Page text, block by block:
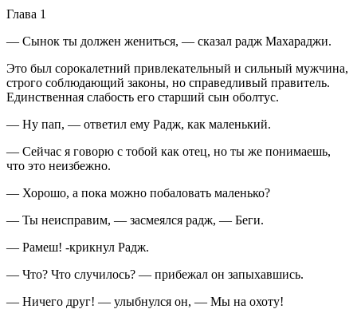
Глава 1
— Сынок ты должен жениться, — сказал радж Махараджи.
Это был сорокалетний привлекательный и сильный мужчина,
строго соблюдающий законы, но справедливый правитель.
Единственная слабость его старший сын оболтус.
— Ну пап, — ответил ему Радж, как маленький.
— Сейчас я говорю с тобой как отец, но ты же понимаешь,
что это неизбежно.
— Хорошо, а пока можно побаловать маленько?
— Ты неисправим, — засмеялся радж, — Беги.
— Рамеш! -крикнул Радж.
— Что? Что случилось? — прибежал он запыхавшись.
— Ничего друг! — улыбнулся он, — Мы на охоту!